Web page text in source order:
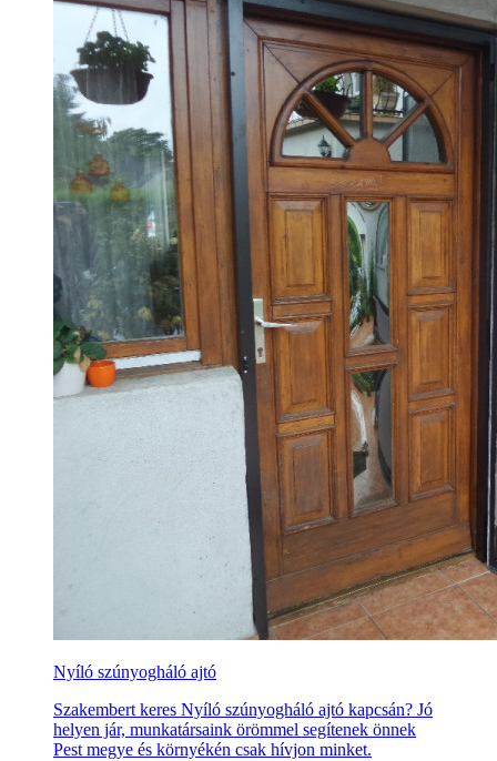
Nyíló szúnyogháló ajtó
Szakembert keres Nyíló szúnyogháló ajtó kapcsán? Jó
helyen jár, munkatársaink örömmel segítenek önnek
Pest megye és környékén csak hívjon minket.